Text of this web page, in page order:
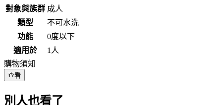
對象與族群 成人
類型
不可水洗
功能
0度以下
適用於
1人
購物須知
查看
別人也看了